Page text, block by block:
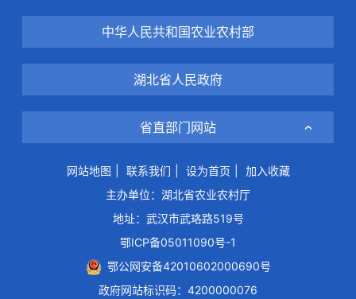
中华人民共和国农业农村部
湖北省人民政府
省直部门网站
网站地图 联系我们 设为首页
加入收藏
主办单位：湖北省农业农村厅
地址：武汉市武珞路519号
鄂ICP备05011090号-1
鄂公网安备42010602000690号
政府网站标识码：4200000076